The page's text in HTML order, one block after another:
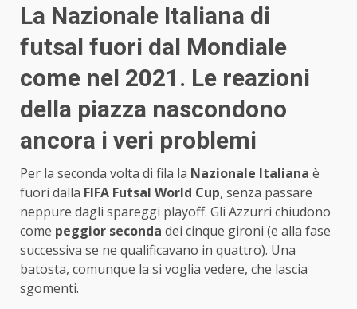
La Nazionale Italiana di
futsal fuori dal Mondiale
come nel 2021. Le reazioni
della piazza nascondono
ancora i veri problemi
Per la seconda volta di fila la Nazionale Italiana è
fuori dalla FIFA Futsal World Cup, senza passare
neppure dagli spareggi playoff. Gli Azzurri chiudono
come peggior seconda dei cinque gironi (e alla fase
successiva se ne qualificavano in quattro). Una
batosta, comunque la si voglia vedere, che lascia
sgomenti.